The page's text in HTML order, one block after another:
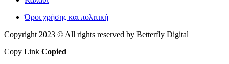
Όροι χρήσης και πολιτική
Copyright 2023 © All rights reserved by Betterfly Digital
Copy Link Copied